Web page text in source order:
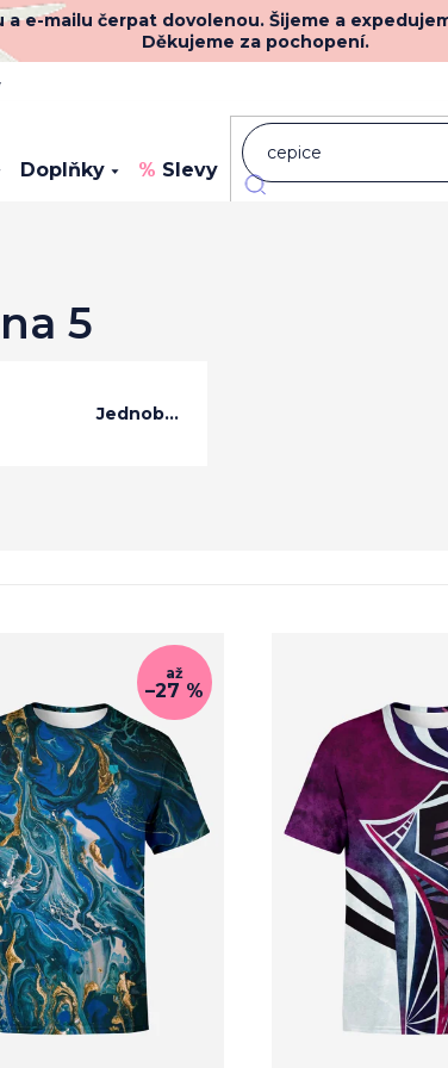
e-mailu čerpat dovolenou. Šijeme a
Děkujeme za pochopení.
Doplňky Slevy Novinky
5
Jednobarevná
až
–27 %